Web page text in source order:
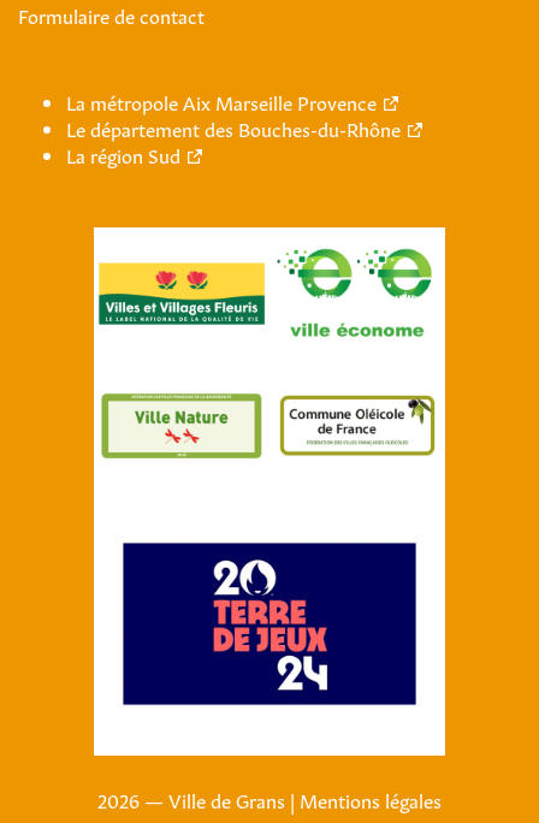
Formulaire de contact
La métropole Aix Marseille Provence
Le département des Bouches-du-Rhône
La région Sud
2026 — Ville de Grans | Mentions légales